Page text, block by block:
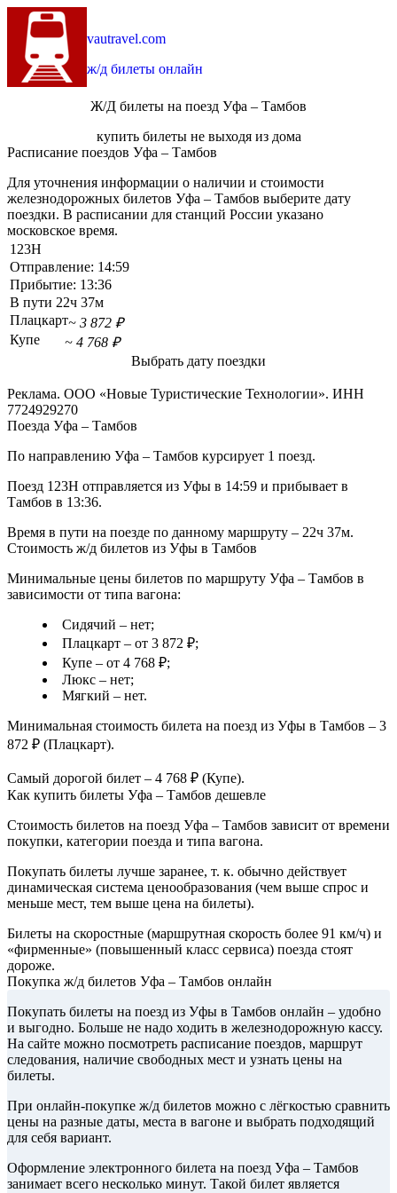
vautravel.com
ж/д билеты онлайн
Ж/Д билеты на поезд Уфа – Тамбов
купить билеты не выходя из дома
Расписание поездов Уфа – Тамбов
Для уточнения информации о наличии и стоимости
железнодорожных билетов Уфа – Тамбов выберите дату
поездки. В расписании для станций России указано
московское время.
123Н
Отправление: 14:59
Прибытие: 13:36
В пути 22ч 37м
Плацкарт~ 3 872 ₽
Купе
~ 4 768 ₽
Выбрать дату поездки
Реклама. ООО «Новые Туристические Технологии». ИНН
7724929270
Поезда Уфа – Тамбов
По направлению Уфа – Тамбов курсирует 1 поезд.
Поезд 123Н отправляется из Уфы в 14:59 и прибывает в
Тамбов в 13:36.
Время в пути на поезде по данному маршруту – 22ч 37м.
Стоимость ж/д билетов из Уфы в Тамбов
Минимальные цены билетов по маршруту Уфа – Тамбов в
зависимости от типа вагона:
Сидячий – нет;
Плацкарт – от 3 872 ₽;
Купе – от 4 768 ₽;
Люкс – нет;
Мягкий – нет.
Минимальная стоимость билета на поезд из Уфы в Тамбов – 3
872 ₽ (Плацкарт).
Самый дорогой билет – 4 768 ₽ (Купе).
Как купить билеты Уфа – Тамбов дешевле
Стоимость билетов на поезд Уфа – Тамбов зависит от времени
покупки, категории поезда и типа вагона.
Покупать билеты лучше заранее, т. к. обычно действует
динамическая система ценообразования (чем выше спрос и
меньше мест, тем выше цена на билеты).
Билеты на скоростные (маршрутная скорость более 91 км/ч) и
«фирменные» (повышенный класс сервиса) поезда стоят
дороже.
Покупка ж/д билетов Уфа – Тамбов онлайн
Покупать билеты на поезд из Уфы в Тамбов онлайн – удобно
и выгодно. Больше не надо ходить в железнодорожную кассу.
На сайте можно посмотреть расписание поездов, маршрут
следования, наличие свободных мест и узнать цены на
билеты.
При онлайн-покупке ж/д билетов можно с лёгкостью сравнить
цены на разные даты, места в вагоне и выбрать подходящий
для себя вариант.
Оформление электронного билета на поезд Уфа – Тамбов
занимает всего несколько минут. Такой билет является